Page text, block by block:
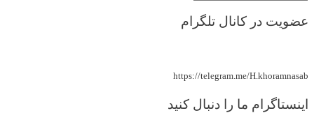
عضویت در کانال تلگرام
https://telegram.me/H.khoramnasab
اینستاگرام ما را دنبال کنید